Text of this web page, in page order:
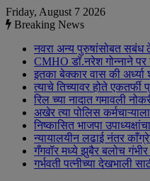
Friday, August 7 2026
Breaking News
नवरा अन्य पुरुषांसोबत सबंध
CMHO डॉ.नरेश गोन्नाने
इतका बेक्कार वास की
त्याचे तिच्यावर होते एकतर्फी
रिल च्या नादात गमावली
अखेर त्या पोलिस
निष्कासित भाजपा
न्यायालयीन लढाई नंतर
गँगवॉर मध्ये झुबैर बलोच
गर्भवती पत्नीच्या